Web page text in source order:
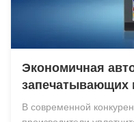
Экономичная
Coolmay HMI «все
В современной